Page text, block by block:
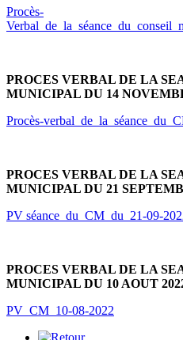
Procès-
PROCES VERBAL DE LA
MUNICIPAL DU 14
Procès-
PROCES VERBAL DE LA
MUNICIPAL DU 21
PV séance_du_CM_du_21-09-
PROCES VERBAL DE LA
MUNICIPAL DU 10 AOUT
PV_CM_10-08-2022